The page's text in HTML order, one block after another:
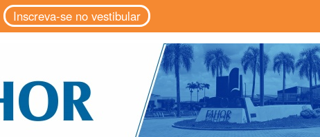
Inscreva-se no vestibular